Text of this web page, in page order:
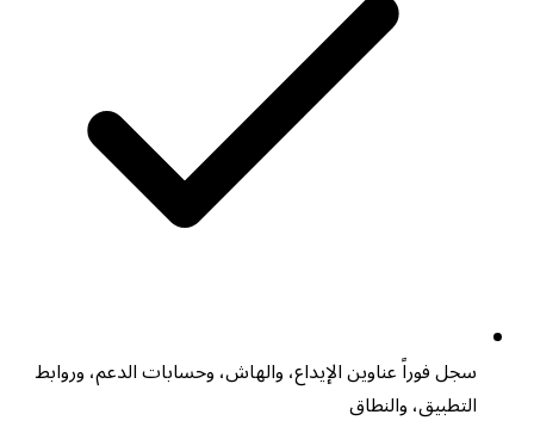
سجل فوراً عناوين الإيداع، والهاش، وحسابات الدعم، وروابط
التطبيق، والنطاق